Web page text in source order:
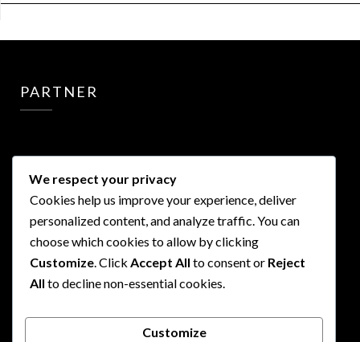
PARTNER
PARTNER
We respect your privacy
Cookies help us improve your experience, deliver
personalized content, and analyze traffic. You can
choose which cookies to allow by clicking
Customize . Click Accept All to consent or Reject
All to decline non-essential cookies.
Customize